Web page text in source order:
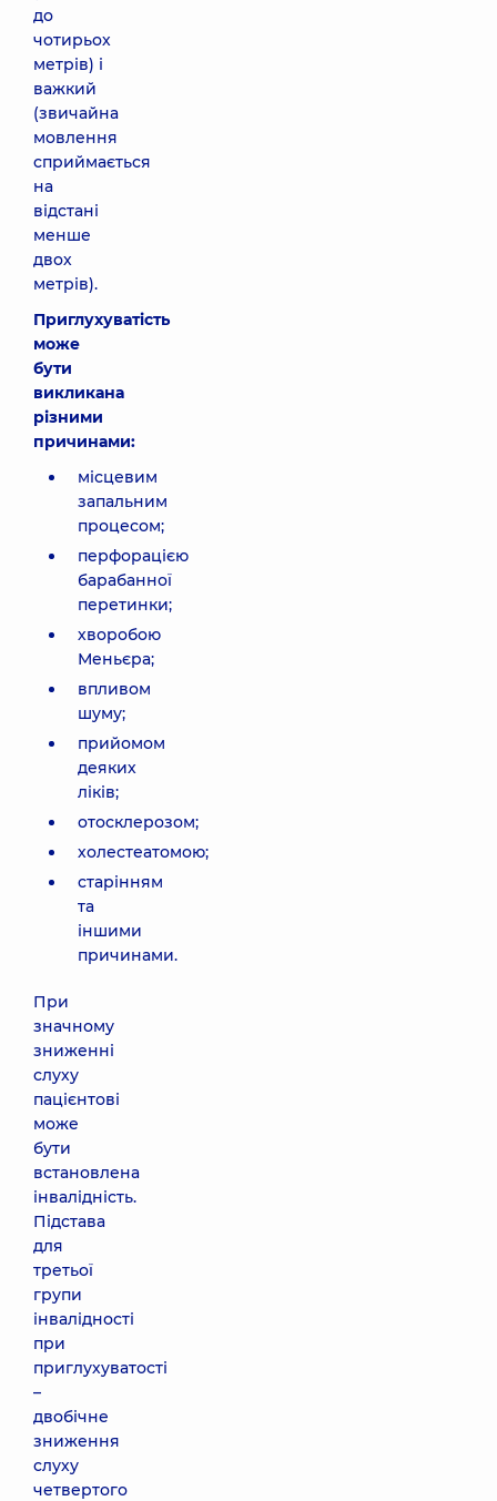
до
чотирьох
метрів) і
важкий
(звичайна
мовлення
сприймається
на
відстані
менше
двох
метрів).
Приглухуватість
може
бути
викликана
різними
причинами:
місцевим
запальним
процесом;
перфорацією
барабанної
перетинки;
хворобою
Меньєра;
впливом
шуму;
прийомом
деяких
ліків;
отосклерозом;
холестеатомою;
старінням
та
іншими
причинами.
При
значному
зниженні
слуху
пацієнтові
може
бути
встановлена
інвалідність.
Підстава
для
третьої
групи
інвалідності
при
приглухуватості
–
двобічне
зниження
слуху
четвертого